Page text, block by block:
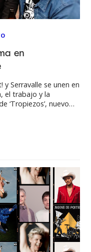
en
Serravalle se unen en
el trabajo y la
‘Tropiezos’, nuevo
de